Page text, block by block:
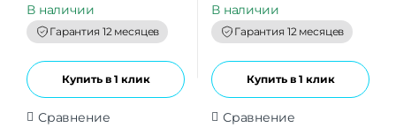
t
o
f
5
В наличии
Гарантия 12 месяцев
Купить в 1 клик
Сравнение
t
o
f
5
В наличии
Гарантия 12 месяцев
Купить в 1 клик
Сравнение